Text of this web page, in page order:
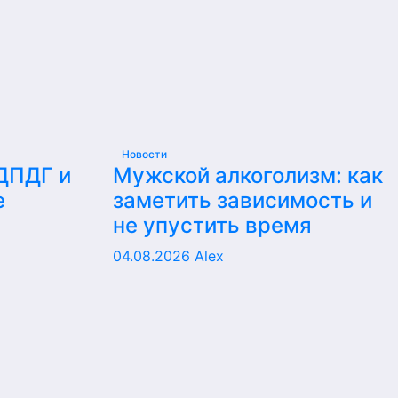
и
Новости
Мужской алкоголизм: как
заметить зависимость и
не упустить время
04.08.2026 Alex